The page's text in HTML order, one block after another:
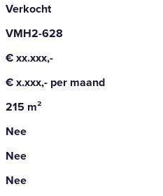
Verkocht
VMH2-628
€ xx.xxx,-
€ x.xxx,- per maand
215 m²
Nee
Nee
Nee